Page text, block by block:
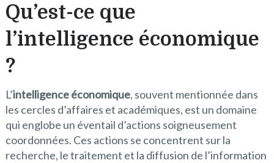
Qu’est-ce que
l’intelligence économique
?
L’intelligence économique, souvent mentionnée dans
les cercles d’affaires et académiques, est un domaine
qui englobe un éventail d’actions soigneusement
coordonnées. Ces actions se concentrent sur la
recherche, le traitement et la diffusion de l’information